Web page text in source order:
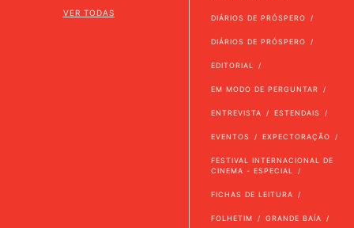
VER TODAS
DIÁRIOS DE PRÓSPERO
DIÁRIOS DE PRÓSPERO
EDITORIAL
EM MODO DE PERGUNTAR
ENTREVISTA ESTENDAIS
EVENTOS EXPECTORAÇÃO
FESTIVAL INTERNACIONAL DE
CINEMA - ESPECIAL
FICHAS DE LEITURA
FOLHETIM GRANDE BAÍA